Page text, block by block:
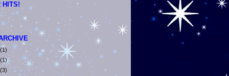
HITS!
(1)
(1)
(3)